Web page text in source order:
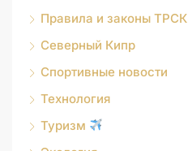
Правила и законы ТРСК
Северный Кипр
Спортивные новости
Технология
Туризм